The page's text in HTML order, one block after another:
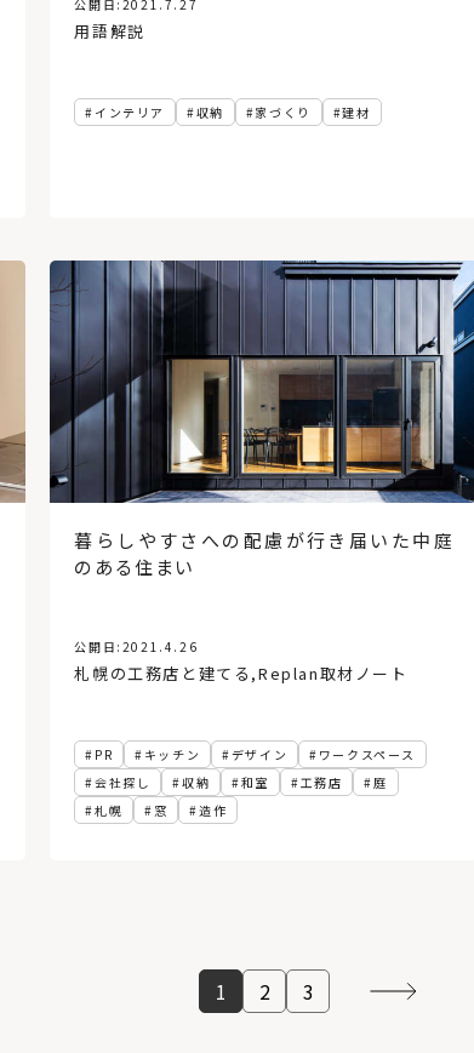
公開日: 2021.7.27
用語解説
インテリア 収納 家づくり 建材
暮らしやすさへの配慮が行き届いた中庭
のある住まい
公開日: 2021.4.26
札幌の工務店と建てる ,Replan取材ノート
PR キッチン デザイン
ワークスペース
会社探し
収納 和室 工務店
庭
札幌
窓 造作
No.4
アクセス悪いってほんと？北
広島駅→エスコンフィールド
北海道まで歩いてみた
いやすい「洗面台」と「洗面
を使ったフックのご紹介！
1 2 3